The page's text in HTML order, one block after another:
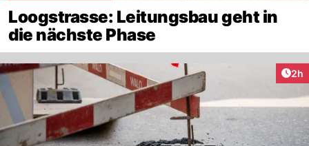
Loogstrasse: Leitungsbau geht in
die nächste Phase
2h